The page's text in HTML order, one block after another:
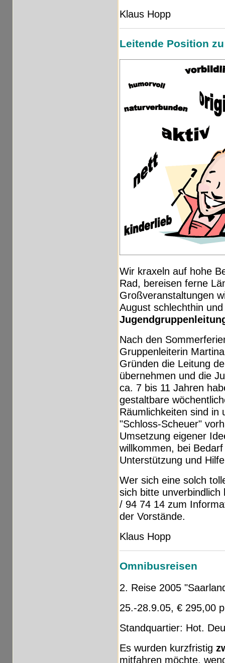
Klaus Hopp
Leitende Position
Wir kraxeln auf hohe
Rad, bereisen ferne
Großveranstaltungen
August schlechthin
Nach den
Gruppenleiterin
Gründen die Leitung
übernehmen und die
ca. 7 bis 11 Jahren
gestaltbare
Räumlichkeiten sind in
"Schloss-Scheuer"
Umsetzung eigener
willkommen, bei
Unterstützung und
Wer sich eine solch
sich bitte
/ 94 74 14 zum
der Vorstände.
Klaus Hopp
Omnibusreisen
2. Reise 2005
25.-28.9.05, € 295,00
Standquartier: Hot.
Es wurden kurzfristig
mitfahren möchte,